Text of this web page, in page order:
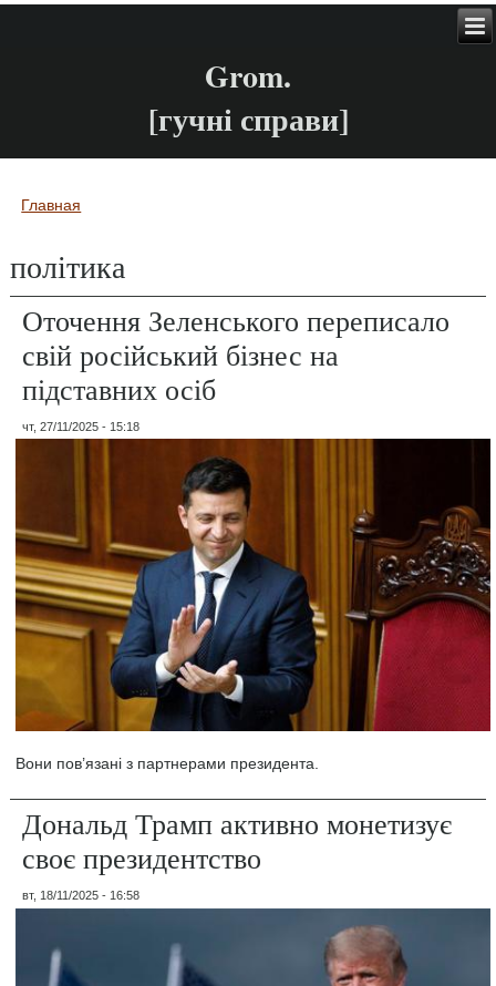
Grom.
[гучні справи]
Вы здесь
Главная
політика
Оточення Зеленського переписало
свій російський бізнес на
підставних осіб
чт, 27/11/2025 - 15:18
Вони пов’язані з партнерами президента.
Дональд Трамп активно монетизує
своє президентство
вт, 18/11/2025 - 16:58